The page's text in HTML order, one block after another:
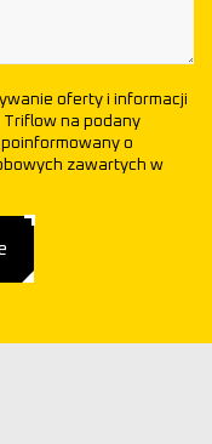
oferty i informacji
Triflow na podany
o
zawartych w